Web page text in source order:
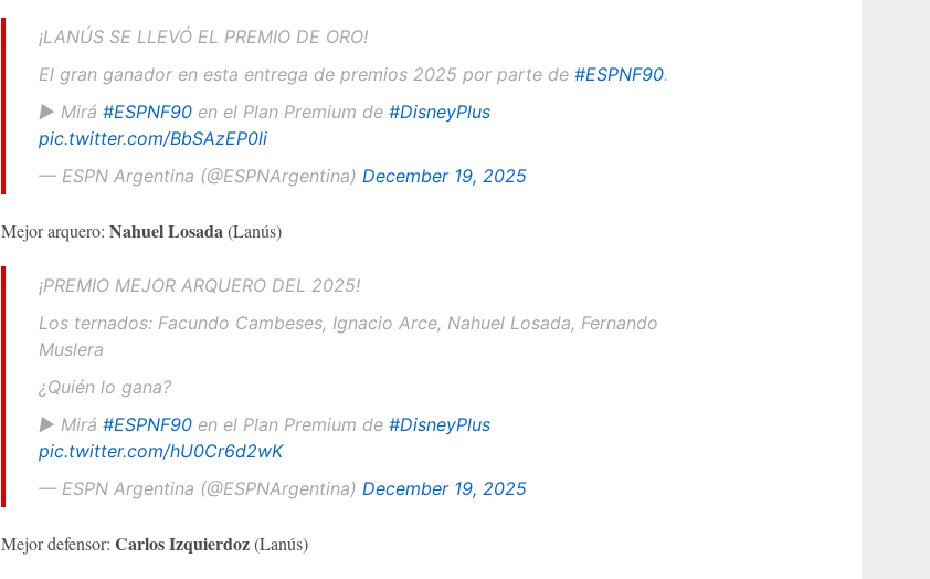
¡LANÚS SE LLEVÓ EL PREMIO DE ORO!
El gran ganador en esta entrega de premios 2025 por parte de #ESPNF90.
▶️ Mirá #ESPNF90en el Plan Premium de #DisneyPlus
pic.twitter.com/BbSAzEP0li
— ESPN Argentina (@ESPNArgentina) December 19, 2025
Mejor arquero: Nahuel Losada(Lanús)
¡PREMIO MEJOR ARQUERO DEL 2025!
Los ternados: Facundo Cambeses, Ignacio Arce, Nahuel Losada, Fernando
Muslera
¿Quién lo gana?
▶️ Mirá #ESPNF90en el Plan Premium de #DisneyPlus
pic.twitter.com/hU0Cr6d2wK
— ESPN Argentina (@ESPNArgentina) December 19, 2025
Mejor defensor: Carlos Izquierdoz(Lanús)